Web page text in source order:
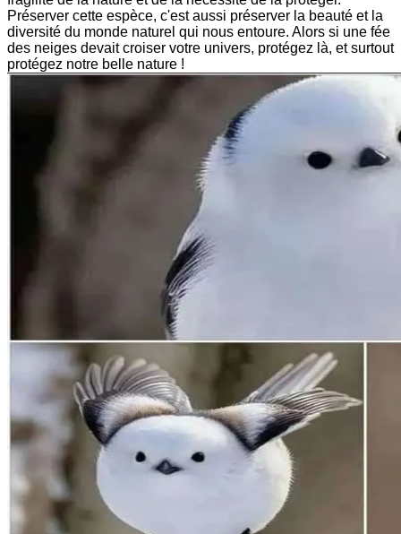
Préserver cette espèce, c'est aussi préserver la beauté et la
diversité du monde naturel qui nous entoure. Alors si une fée
des neiges devait croiser votre univers, protégez là, et surtout
protégez notre belle nature !